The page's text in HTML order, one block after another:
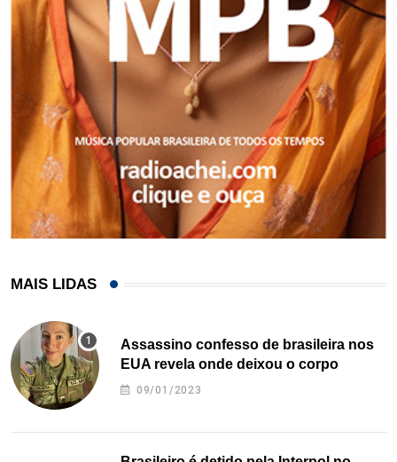
MAIS LIDAS
Assassino confesso de brasileira nos
EUA revela onde deixou o corpo
09/01/2023